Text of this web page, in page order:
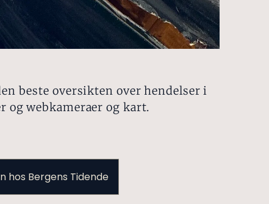
beste oversikten over hendelser i
og webkameraer og kart.
hos Bergens Tidende